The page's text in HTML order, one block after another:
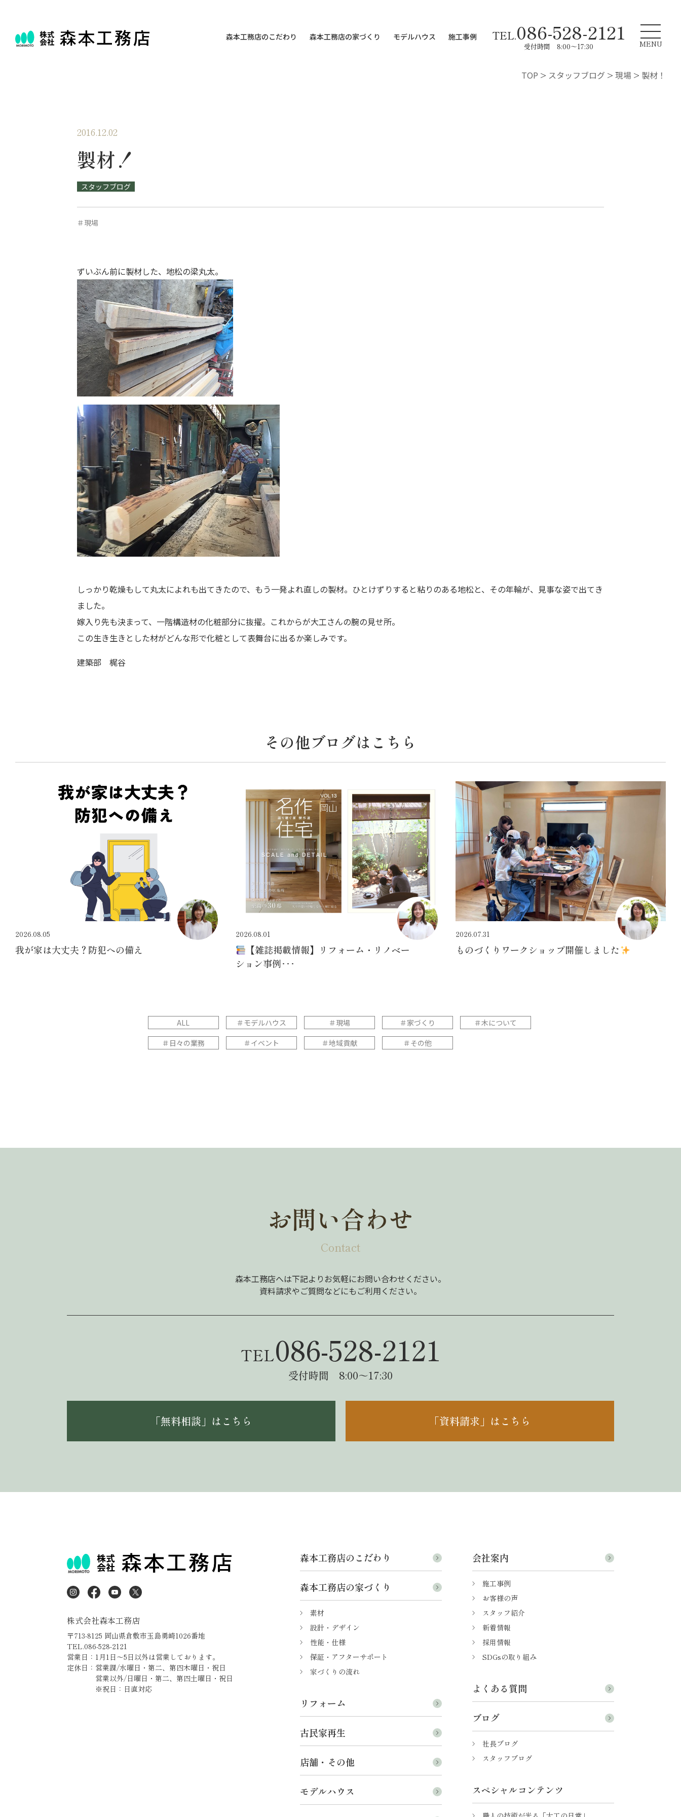
森本工務店のこだわり 森本工務店の家づくり モデルハウス 施工事例 TEL.086-528-2121
受付時間 8:00～17:30 MENU
TOP > スタッフブログ > 現場 > 製材！
2016.12.02
製材！
スタッフブログ
＃現場
ずいぶん前に製材した、地松の梁丸太。
しっかり乾燥もして丸太によれも出てきたので、もう一発よれ直しの製材。ひとけずりすると粘りのある地松と、その年輪が、見事な姿で出てき
ました。
嫁入り先も決まって、一階構造材の化粧部分に抜擢。これからが大工さんの腕の見せ所。
この生き生きとした材がどんな形で化粧として表舞台に出るか楽しみです。
建築部 梶谷
その他ブログはこちら
2026.08.05
我が家は大丈夫？防犯への備え
2026.08.01
【雑誌掲載情報】リフォーム・リノベー
ション事例･･･
2026.07.31
ものづくりワークショップ開催しました
ALL ＃モデルハウス ＃現場 ＃家づくり
＃木について
＃日々の業務
＃イベント ＃地域貢献 ＃その他
お問い合わせ
Contact
森本工務店へは下記よりお気軽にお問い合わせください。
資料請求やご質問などにもご利用ください。
TEL086-528-2121
受付時間 8:00～17:30
「無料相談」はこちら 「資料請求」はこちら
株式会社森本工務店
〒713-8125 岡山県倉敷市玉島勇崎1026番地
TEL.086-528-2121
営業日：1月1日～5日以外は営業しております。
定休日：営業課/水曜日・第二、第四木曜日・祝日
営業以外/日曜日・第二、第四土曜日・祝日
※祝日：日直対応
森本工務店のこだわり
森本工務店の家づくり
素材
設計・デザイン
性能・仕様
保証・アフターサポート
家づくりの流れ
リフォーム
古民家再生
店舗・その他
モデルハウス
会社案内
施工事例
お客様の声
スタッフ紹介
新着情報
採用情報
SDGsの取り組み
よくある質問
ブログ
社長ブログ
スタッフブログ
スペシャルコンテンツ